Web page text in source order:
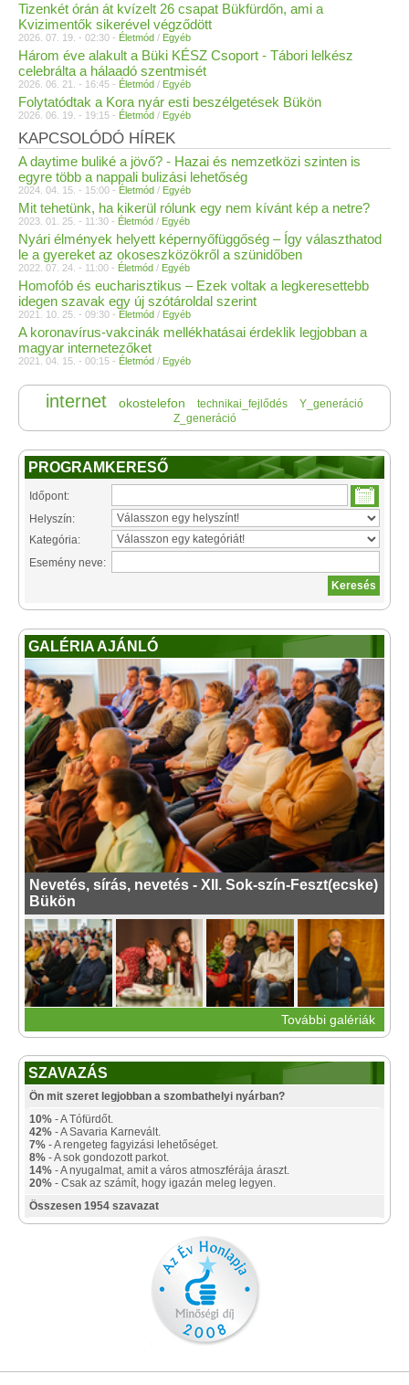
Tizenkét órán át kvízelt 26 csapat Bükfürdőn, ami a
Kvizimentők sikerével végződött
2026. 07. 19. - 02:30 - Életmód / Egyéb
Három éve alakult a Büki KÉSZ Csoport - Tábori lelkész
celebrálta a hálaadó szentmisét
2026. 06. 21. - 16:45 - Életmód / Egyéb
Folytatódtak a Kora nyár esti beszélgetések Bükön
2026. 06. 19. - 19:15 - Életmód / Egyéb
KAPCSOLÓDÓ HÍREK
A daytime buliké a jövő? - Hazai és nemzetközi szinten is
egyre több a nappali bulizási lehetőség
2024. 04. 15. - 15:00 - Életmód / Egyéb
Mit tehetünk, ha kikerül rólunk egy nem kívánt kép a netre?
2023. 01. 25. - 11:30 - Életmód / Egyéb
Nyári élmények helyett képernyőfüggőség – Így választhatod
le a gyereket az okoseszközökről a szünidőben
2022. 07. 24. - 11:00 - Életmód / Egyéb
Homofób és eucharisztikus – Ezek voltak a legkeresettebb
idegen szavak egy új szótároldal szerint
2021. 10. 25. - 09:30 - Életmód / Egyéb
A koronavírus-vakcinák mellékhatásai érdeklik legjobban a
magyar internetezőket
2021. 04. 15. - 00:15 - Életmód / Egyéb
internet okostelefon technikai_fejlődés
Y_generáció
Z_generáció
PROGRAMKERESŐ
Időpont:
Helyszín:
Kategória:
Esemény neve:
GALÉRIA AJÁNLÓ
Nevetés, sírás, nevetés - XII. Sok-szín-Feszt(ecske)
Bükön
További galériák
SZAVAZÁS
Ön mit szeret legjobban a szombathelyi nyárban?
10% - A Tófürdőt.
42% - A Savaria Karnevált.
7% - A rengeteg fagyizási lehetőséget.
8% - A sok gondozott parkot.
14% - A nyugalmat, amit a város atmoszférája áraszt.
20% - Csak az számít, hogy igazán meleg legyen.
Összesen 1954 szavazat